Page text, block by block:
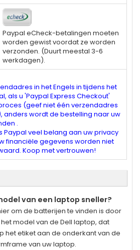
Paypal eCheck-betalingen moeten
worden gewist voordat ze worden
verzonden. (Duurt meestal 3-6
werkdagen).
in het Engels in tijdens het
als u 'Paypal Express Checkout'
(geef niet één verzendadres
anders wordt de bestelling naar uw
.
Paypal veel belang aan uw privacy
financiële gegevens worden niet
Koop met vertrouwen!
van een laptop sneller?
om de batterijen te vinden is door
model van de Dell laptop, dat
het etiket aan de onderkant van de
van uw laptop.